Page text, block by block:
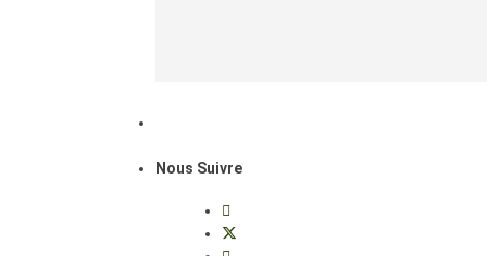
Nous Suivre